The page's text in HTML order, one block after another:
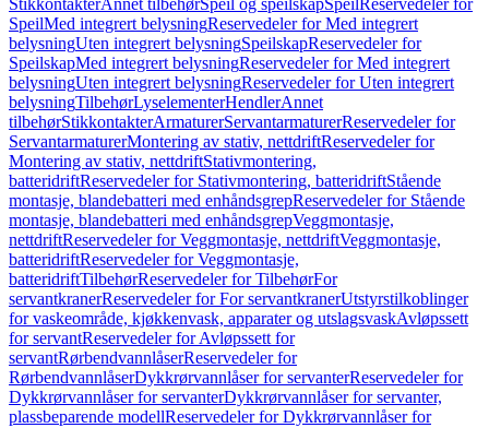
StikkontakterAnnet tilbehørSpeil og speilskapSpeilReservedeler for
SpeilMed integrert belysningReservedeler for Med integrert
belysningUten integrert belysningSpeilskapReservedeler for
SpeilskapMed integrert belysningReservedeler for Med integrert
belysningUten integrert belysningReservedeler for Uten integrert
belysningTilbehørLyselementerHendlerAnnet
tilbehørStikkontakterArmaturerServantarmaturerReservedeler for
ServantarmaturerMontering av stativ, nettdriftReservedeler for
Montering av stativ, nettdriftStativmontering,
batteridriftReservedeler for Stativmontering, batteridriftStående
montasje, blandebatteri med enhåndsgrepReservedeler for Stående
montasje, blandebatteri med enhåndsgrepVeggmontasje,
nettdriftReservedeler for Veggmontasje, nettdriftVeggmontasje,
batteridriftReservedeler for Veggmontasje,
batteridriftTilbehørReservedeler for TilbehørFor
servantkranerReservedeler for For servantkranerUtstyrstilkoblinger
for vaskeområde, kjøkkenvask, apparater og utslagsvaskAvløpssett
for servantReservedeler for Avløpssett for
servantRørbendvannlåserReservedeler for
RørbendvannlåserDykkrørvannlåser for servanterReservedeler for
Dykkrørvannlåser for servanterDykkrørvannlåser for servanter,
plassbeparende modellReservedeler for Dykkrørvannlåser for